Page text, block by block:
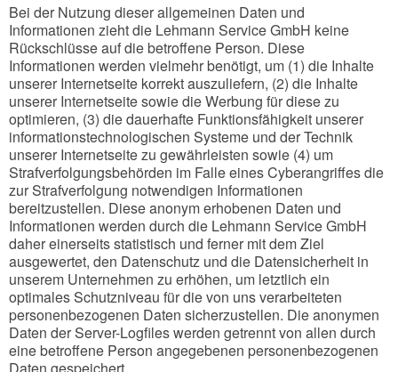
Bei der Nutzung dieser allgemeinen Daten und
Informationen zieht die Lehmann Service GmbH keine
Rückschlüsse auf die betroffene Person. Diese
Informationen werden vielmehr benötigt, um (1) die Inhalte
unserer Internetseite korrekt auszuliefern, (2) die Inhalte
unserer Internetseite sowie die Werbung für diese zu
optimieren, (3) die dauerhafte Funktionsfähigkeit unserer
informationstechnologischen Systeme und der Technik
unserer Internetseite zu gewährleisten sowie (4) um
Strafverfolgungsbehörden im Falle eines Cyberangriffes die
zur Strafverfolgung notwendigen Informationen
bereitzustellen. Diese anonym erhobenen Daten und
Informationen werden durch die Lehmann Service GmbH
daher einerseits statistisch und ferner mit dem Ziel
ausgewertet, den Datenschutz und die Datensicherheit in
unserem Unternehmen zu erhöhen, um letztlich ein
optimales Schutzniveau für die von uns verarbeiteten
personenbezogenen Daten sicherzustellen. Die anonymen
Daten der Server-Logfiles werden getrennt von allen durch
eine betroffene Person angegebenen personenbezogenen
Daten gespeichert.